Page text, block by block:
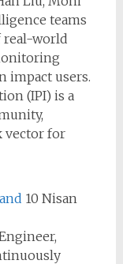
teams
real-world
impact users.
(IPI) is a
vector for
10 Nisan